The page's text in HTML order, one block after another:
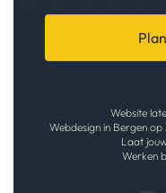
Website
Webdesign in Bergen op
Laat
Werken